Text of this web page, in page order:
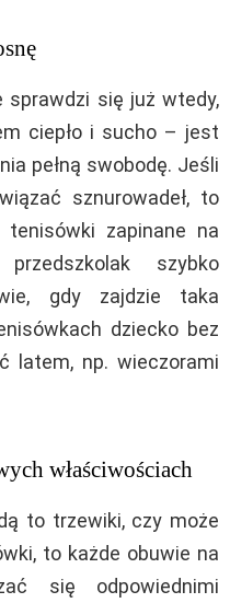
się już wtedy,
ciepło i sucho – jest
pełną swobodę. Jeśli
sznurowadeł, to
zapinane na
szybko
gdy zajdzie taka
dziecko bez
latem, np. wieczorami
właściwościach
to trzewiki, czy może
to każde obuwie na
się odpowiednimi